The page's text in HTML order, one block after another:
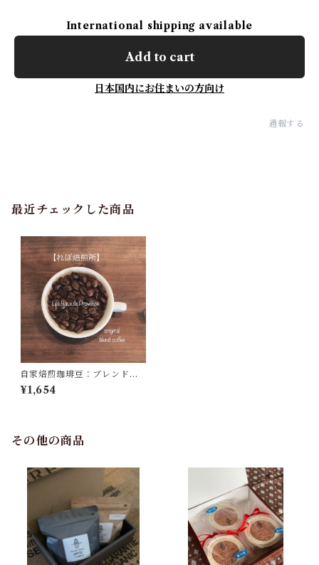
International shipping available
Add to cart
日本国内にお住まいの方向け
通報する
最近チェックした商品
自家焙煎珈琲豆：ブレンド珈
琲２００ｇ【中深煎り】
¥1,654
その他の商品